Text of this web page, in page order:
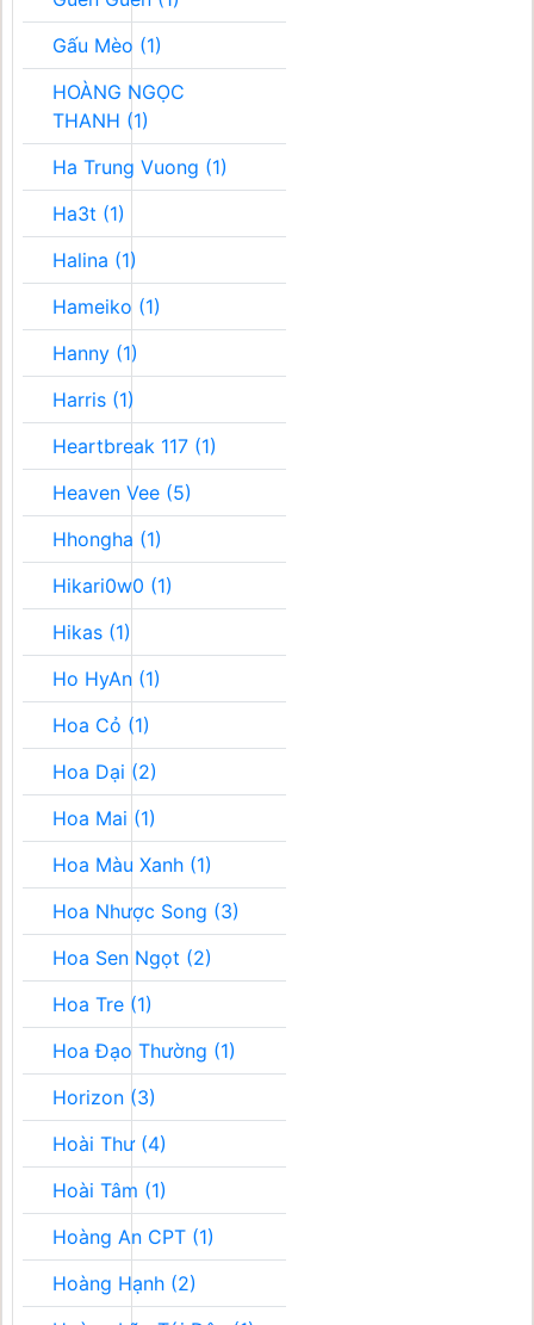
Gấu Mèo (1)
HOÀNG NGỌC
THANH (1)
Ha Trung Vuong (1)
Ha3t (1)
Halina (1)
Hameiko (1)
Hanny (1)
Harris (1)
Heartbreak 117 (1)
Heaven Vee (5)
Hhongha (1)
Hikari0w0 (1)
Hikas (1)
Ho HyAn (1)
Hoa Cỏ (1)
Hoa Dại (2)
Hoa Mai (1)
Hoa Màu Xanh (1)
Hoa Nhược Song (3)
Hoa Sen Ngọt (2)
Hoa Tre (1)
Hoa Đạo Thường (1)
Horizon (3)
Hoài Thư (4)
Hoài Tâm (1)
Hoàng An CPT (1)
Hoàng Hạnh (2)